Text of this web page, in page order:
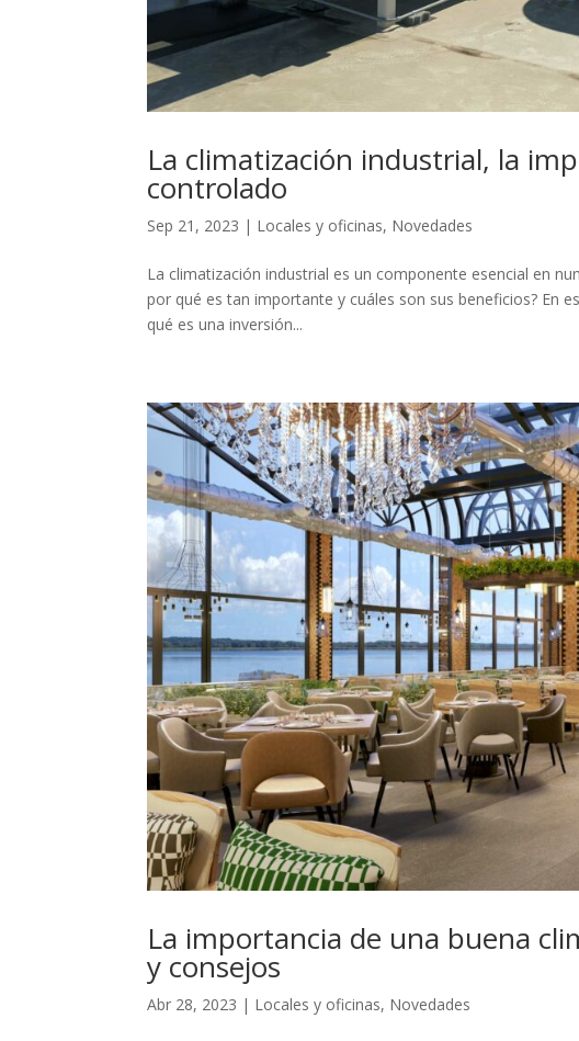
La climatización industrial, la
controlado
Sep 21, 2023 | Locales y oficinas, Novedades
La climatización industrial es un componente esencial en
por qué es tan importante y cuáles son sus beneficios? En
qué es una inversión...
La importancia de una buena
y consejos
Abr 28, 2023 | Locales y oficinas, Novedades